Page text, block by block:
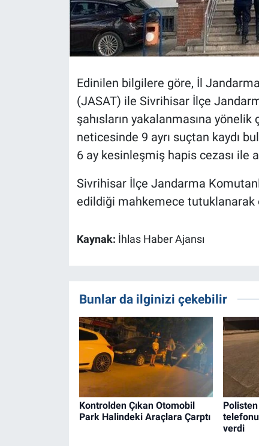
Edinilen bilgilere göre, İl
(JASAT) ile Sivrihisar İlçe
şahısların yakalanmasına
neticesinde 9 ayrı suçtan kaydı
6 ay kesinleşmiş hapis cezası ile
Sivrihisar İlçe Jandarma
edildiği mahkemece tutuklanarak
Kaynak: İhlas Haber Ajansı
Bunlar da ilginizi çekebilir
Kontrolden Çıkan Otomobil
Park Halindeki Araçlara Çarptı
verdi
Magazin
Bilim ve Teknoloji